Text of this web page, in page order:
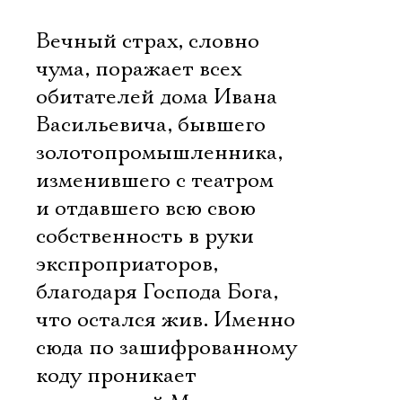
Вечный страх, словно
чума, поражает всех
обитателей дома Ивана
Васильевича, бывшего
золотопромышленника,
изменившего с театром
и отдавшего всю свою
собственность в руки
экспроприаторов,
благодаря Господа Бога,
что остался жив. Именно
сюда по зашифрованному
коду проникает